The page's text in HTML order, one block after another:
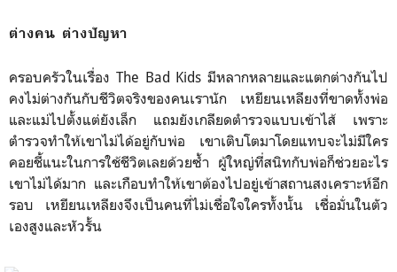
ต่างคน ต่างปัญหา
ครอบครัวในเรื่อง The Bad Kids มีหลากหลายและแตกต่างกันไป
คงไม่ต่างกันกับชีวิตจริงของคนเรานัก เหยียนเหลียงที่ขาดทั้งพ่อ
และแม่ไปตั้งแต่ยังเล็ก แถมยังเกลียดตำรวจแบบเข้าไส้ เพราะ
ตำรวจทำให้เขาไม่ได้อยู่กับพ่อ เขาเติบโตมาโดยแทบจะไม่มีใคร
คอยชี้แนะในการใช้ชีวิตเลยด้วยซ้ำ ผู้ใหญ่ที่สนิทกับพ่อก็ช่วยอะไร
เขาไม่ได้มาก และเกือบทำให้เขาต้องไปอยู่เข้าสถานสงเคราะห์อีก
รอบ เหยียนเหลียงจึงเป็นคนที่ไม่เชื่อใจใครทั้งนั้น เชื่อมั่นในตัว
เองสูงและหัวรั้น